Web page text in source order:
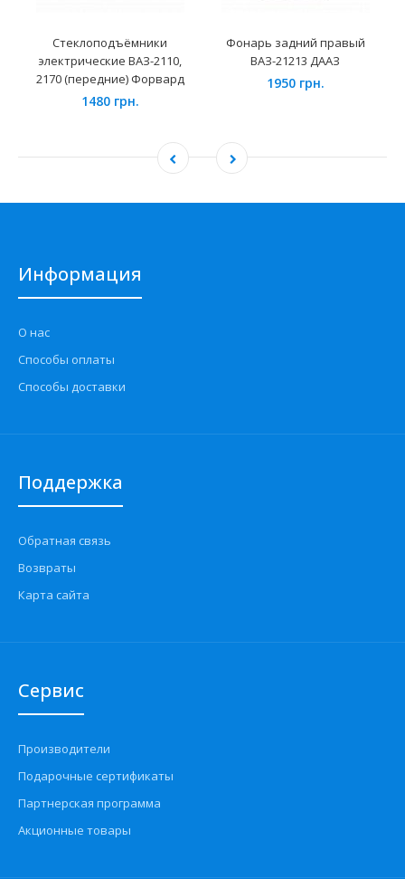
Стеклоподъёмники
электрические ВАЗ-2110,
2170 (передние) Форвард
1480 грн.
Фонарь задний правый
ВАЗ-21213 ДААЗ
1950 грн.
Информация
О нас
Способы оплаты
Способы доставки
Поддержка
Обратная связь
Возвраты
Карта сайта
Сервис
Производители
Подарочные сертификаты
Партнерская программа
Акционные товары